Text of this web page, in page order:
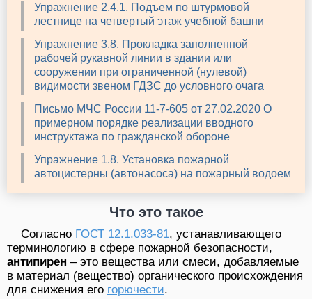
Упражнение 2.4.1. Подъем по штурмовой
лестнице на четвертый этаж учебной башни
Упражнение 3.8. Прокладка заполненной
рабочей рукавной линии в здании или
сооружении при ограниченной (нулевой)
видимости звеном ГДЗС до условного очага
Письмо МЧС России 11-7-605 от 27.02.2020 О
примерном порядке реализации вводного
инструктажа по гражданской обороне
Упражнение 1.8. Установка пожарной
автоцистерны (автонасоса) на пожарный водоем
Что это такое
Согласно ГОСТ 12.1.033-81, устанавливающего
терминологию в сфере пожарной безопасности,
антипирен – это вещества или смеси, добавляемые
в материал (вещество) органического происхождения
для снижения его горючести.